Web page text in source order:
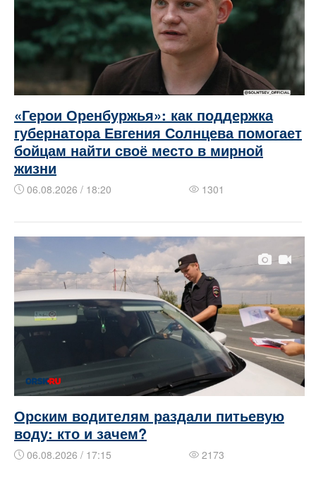
«Герои Оренбуржья»: как поддержка
губернатора Евгения Солнцева помогает
бойцам найти своё место в мирной
жизни
06.08.2026 / 18:20 1301
Орским водителям раздали питьевую
воду: кто и зачем?
06.08.2026 / 17:15 2173